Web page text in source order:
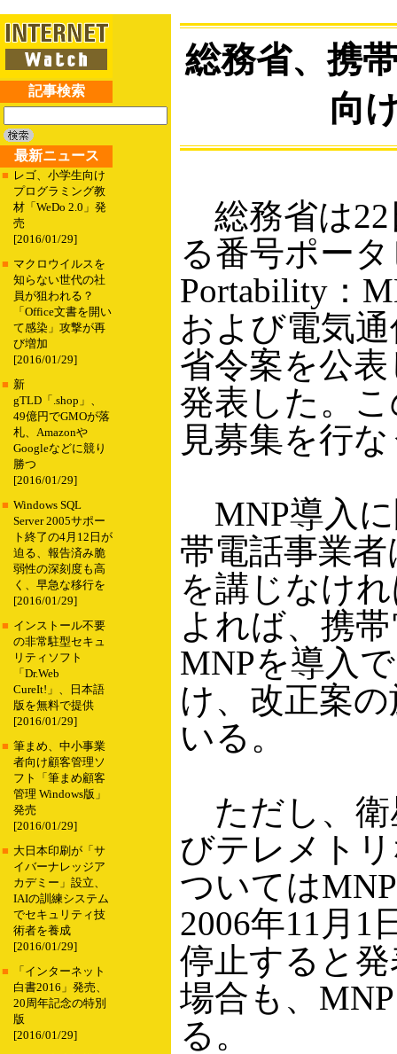
記事検索
最新ニュース
■ レゴ、小学生向け
プログラミング教
材「WeDo 2.0」発
売
[2016/01/29]
■ マクロウイルスを
知らない世代の社
員が狙われる？
「Office文書を開い
て感染」攻撃が再
び増加
[2016/01/29]
■ 新
gTLD「.shop」、
49億円でGMOが落
札、Amazonや
Googleなどに競り
勝つ
[2016/01/29]
■ Windows SQL
Server 2005サポー
ト終了の4月12日が
迫る、報告済み脆
弱性の深刻度も高
く、早急な移行を
[2016/01/29]
■ インストール不要
の非常駐型セキュ
リティソフト
「Dr.Web
CureIt!」、日本語
版を無料で提供
[2016/01/29]
■ 筆まめ、中小事業
者向け顧客管理ソ
フト「筆まめ顧客
管理 Windows版」
発売
[2016/01/29]
■ 大日本印刷が「サ
イバーナレッジア
カデミー」設立、
IAIの訓練システム
でセキュリティ技
術者を養成
[2016/01/29]
■
「インターネット
白書2016」発売、
20周年記念の特別
版
[2016/01/29]
総務省、携
向
総務省は22
る番号ポー
Portability：
および電気
省令案を公
発表した。
見募集を行
MNP導入に
帯電話事業
を講じなけ
よれば、携
MNPを導入
け、改正案
いる。
ただし、衛
びテレメト
ついては
2006年11月1
停止すると
場合も、
る。